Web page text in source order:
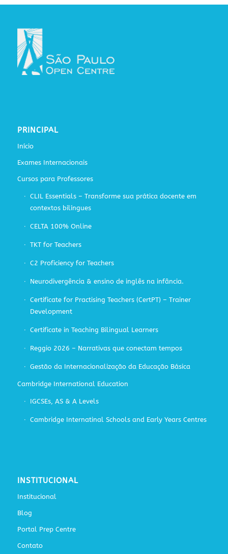
PRINCIPAL
Início
Exames Internacionais
Cursos para Professores
CLIL Essentials – Transforme sua prática docente em
contextos bilíngues
CELTA 100% Online
TKT for Teachers
C2 Proficiency for Teachers
Neurodivergência & ensino de inglês na infância.
Certificate for Practising Teachers (CertPT) – Trainer
Development
Certificate in Teaching Bilingual Learners
Reggio 2026 – Narrativas que conectam tempos
Gestão da Internacionalização da Educação Básica
Cambridge International Education
IGCSEs, AS & A Levels
Cambridge Internatinal Schools and Early Years Centres
INSTITUCIONAL
Institucional
Blog
Portal Prep Centre
Contato